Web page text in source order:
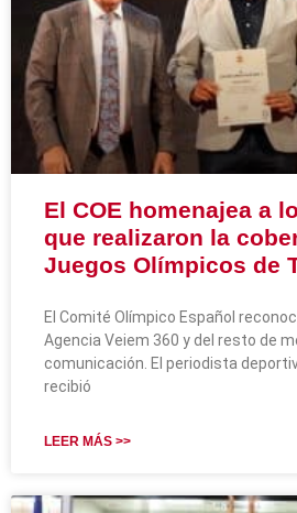
El COE homenajea a
que realizaron la
Juegos Olímpicos de
El Comité Olímpico Español
Agencia Veiem 360 y del resto de
comunicación. El periodista
recibió
LEER MÁS >>